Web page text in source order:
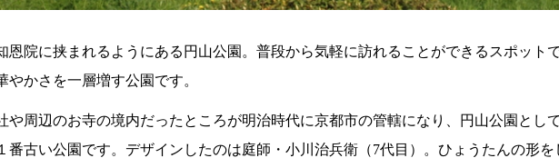
恩院に挟まれるようにある円山公園。普段から気軽に訪れることができるスポット
やかさを一層増す公園です。
や周辺のお寺の境内だったところが明治時代に京都市の管轄になり、円山公園とし
番古い公園です。デザインしたのは庭師・小川治兵衛（7代目）。ひょうたんの形